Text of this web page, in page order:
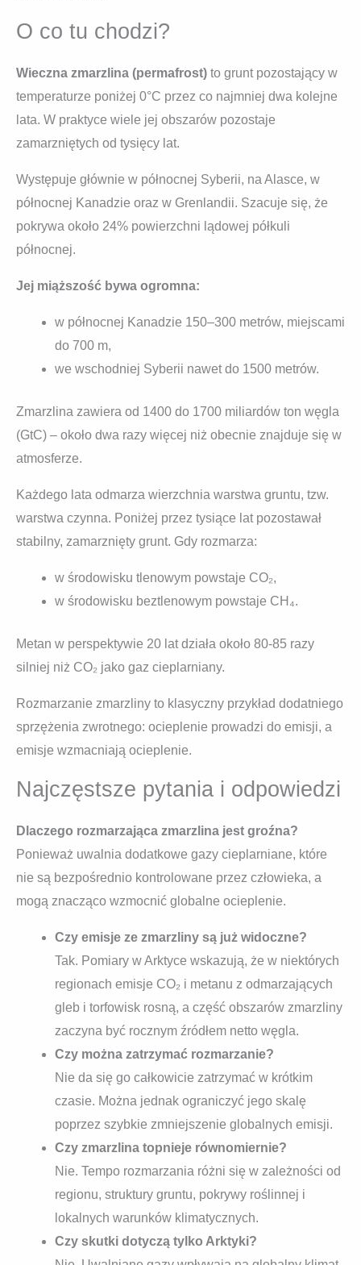
O co tu chodzi?
Wieczna zmarzlina (permafrost) to grunt pozostający w
temperaturze poniżej 0°C przez co najmniej dwa kolejne
lata. W praktyce wiele jej obszarów pozostaje
zamarzniętych od tysięcy lat.
Występuje głównie w północnej Syberii, na Alasce, w
północnej Kanadzie oraz w Grenlandii. Szacuje się, że
pokrywa około 24% powierzchni lądowej półkuli
północnej.
Jej miąższość bywa ogromna:
w północnej Kanadzie 150–300 metrów, miejscami
do 700 m,
we wschodniej Syberii nawet do 1500 metrów.
Zmarzlina zawiera od 1400 do 1700 miliardów ton węgla
(GtC) – około dwa razy więcej niż obecnie znajduje się w
atmosferze.
Każdego lata odmarza wierzchnia warstwa gruntu, tzw.
warstwa czynna. Poniżej przez tysiące lat pozostawał
stabilny, zamarznięty grunt. Gdy rozmarza:
w środowisku tlenowym powstaje CO₂,
w środowisku beztlenowym powstaje CH₄.
Metan w perspektywie 20 lat działa około 80-85 razy
silniej niż CO₂ jako gaz cieplarniany.
Rozmarzanie zmarzliny to klasyczny przykład dodatniego
sprzężenia zwrotnego: ocieplenie prowadzi do emisji, a
emisje wzmacniają ocieplenie.
Najczęstsze pytania i odpowiedzi
Dlaczego rozmarzająca zmarzlina jest groźna?
Ponieważ uwalnia dodatkowe gazy cieplarniane, które
nie są bezpośrednio kontrolowane przez człowieka, a
mogą znacząco wzmocnić globalne ocieplenie.
Czy emisje ze zmarzliny są już widoczne?
Tak. Pomiary w Arktyce wskazują, że w niektórych
regionach emisje CO₂ i metanu z odmarzających
gleb i torfowisk rosną, a część obszarów zmarzliny
zaczyna być rocznym źródłem netto węgla.
Czy można zatrzymać rozmarzanie?
Nie da się go całkowicie zatrzymać w krótkim
czasie. Można jednak ograniczyć jego skalę
poprzez szybkie zmniejszenie globalnych emisji.
Czy zmarzlina topnieje równomiernie?
Nie. Tempo rozmarzania różni się w zależności od
regionu, struktury gruntu, pokrywy roślinnej i
lokalnych warunków klimatycznych.
Czy skutki dotyczą tylko Arktyki?